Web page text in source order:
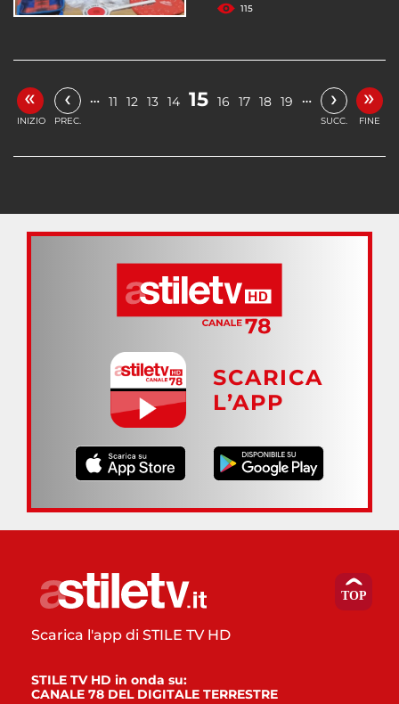
115
«
INIZIO
‹
PREC.
… 11 12 13 14 15 16 17 18 19 … ›
SUCC.
»
FINE
SCARICA
L’APP
Scarica l'app di STILE TV HD
STILE TV HD in onda su:
CANALE 78 DEL DIGITALE TERRESTRE